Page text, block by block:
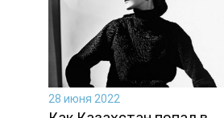
28 июня 2022